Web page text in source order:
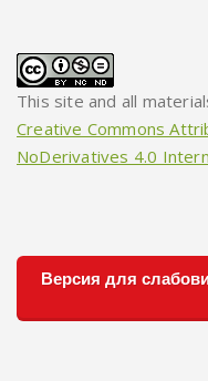
This site and all
Creative Commons
NoDerivatives 4.0
Версия для